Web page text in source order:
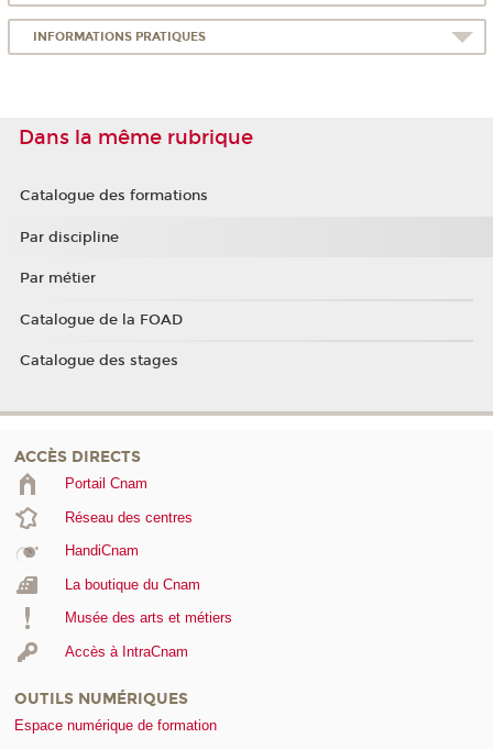
INFORMATIONS PRATIQUES
Dans la même rubrique
Catalogue des formations
Par discipline
Par métier
Catalogue de la FOAD
Catalogue des stages
ACCÈS DIRECTS
Portail Cnam
Réseau des centres
HandiCnam
La boutique du Cnam
Musée des arts et métiers
Accès à IntraCnam
OUTILS NUMÉRIQUES
Espace numérique de formation